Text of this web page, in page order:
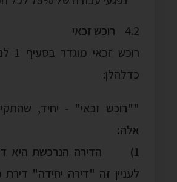
4.2 רוכש זכאי
כדלהלן:
""רוכש זכאי" ‑ יחיד,
אלה:
1) הדירה הנרכשת היא
לעניין זה "דירה יחידה" דירת